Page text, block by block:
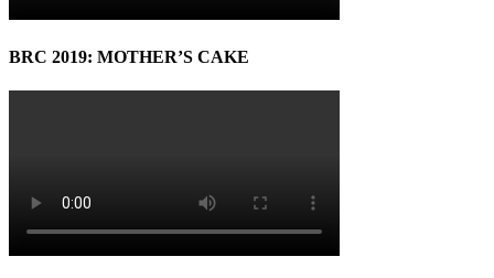
BRC 2019: MOTHER’S CAKE